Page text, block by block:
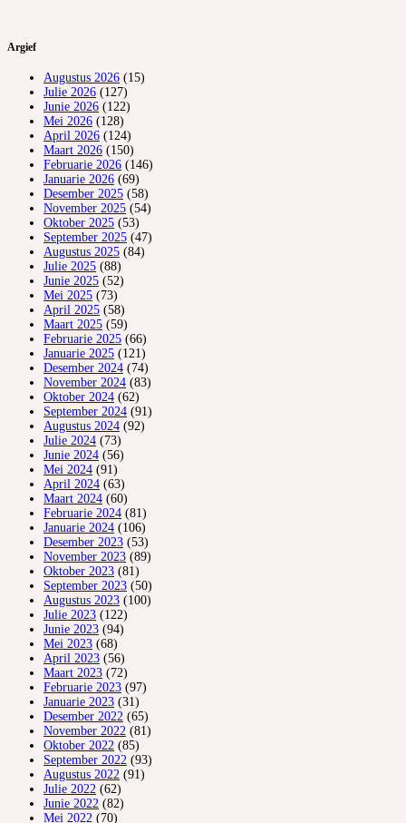
Argief
Augustus 2026 (15)
Julie 2026 (127)
Junie 2026 (122)
Mei 2026 (128)
April 2026 (124)
Maart 2026 (150)
Februarie 2026 (146)
Januarie 2026 (69)
Desember 2025 (58)
November 2025 (54)
Oktober 2025 (53)
September 2025 (47)
Augustus 2025 (84)
Julie 2025 (88)
Junie 2025 (52)
Mei 2025 (73)
April 2025 (58)
Maart 2025 (59)
Februarie 2025 (66)
Januarie 2025 (121)
Desember 2024 (74)
November 2024 (83)
Oktober 2024 (62)
September 2024 (91)
Augustus 2024 (92)
Julie 2024 (73)
Junie 2024 (56)
Mei 2024 (91)
April 2024 (63)
Maart 2024 (60)
Februarie 2024 (81)
Januarie 2024 (106)
Desember 2023 (53)
November 2023 (89)
Oktober 2023 (81)
September 2023 (50)
Augustus 2023 (100)
Julie 2023 (122)
Junie 2023 (94)
Mei 2023 (68)
April 2023 (56)
Maart 2023 (72)
Februarie 2023 (97)
Januarie 2023 (31)
Desember 2022 (65)
November 2022 (81)
Oktober 2022 (85)
September 2022 (93)
Augustus 2022 (91)
Julie 2022 (62)
Junie 2022 (82)
Mei 2022 (70)